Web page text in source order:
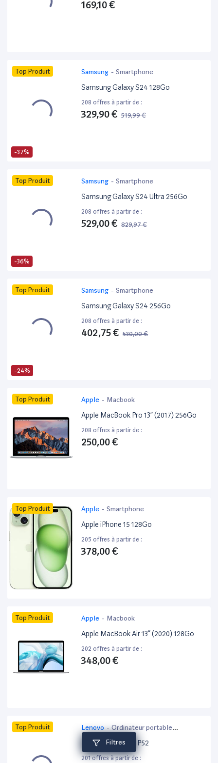
Filtres
169,10 €
-37%
Top Produit Samsung - Smartphone
Samsung Galaxy S24 128Go
208 offres à partir de :
329,90 € 519,99 €
-36%
Top Produit Samsung - Smartphone
Samsung Galaxy S24 Ultra 256Go
208 offres à partir de :
529,00 € 829,97 €
-24%
Top Produit Samsung - Smartphone
Samsung Galaxy S24 256Go
208 offres à partir de :
402,75 € 530,00 €
Top Produit Apple - Macbook
Apple MacBook Pro 13” (2017) 256Go
208 offres à partir de :
250,00 €
Top Produit Apple - Smartphone
Apple iPhone 15 128Go
205 offres à partir de :
378,00 €
Top Produit Apple - Macbook
Apple MacBook Air 13” (2020) 128Go
202 offres à partir de :
348,00 €
Top Produit Lenovo- Ordinateur portable
bureautique
Lenovo ThinkPad P52
201 offres à partir de :